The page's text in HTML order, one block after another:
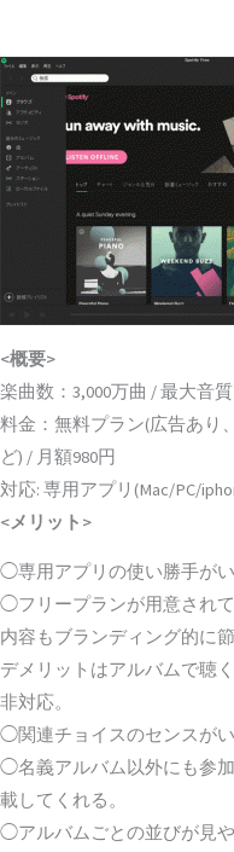
<概要>
楽曲数：3,000万曲 / 最大音
料金：無料プラン(広告あり
ど) / 月額980円
対応: 専用アプリ(Mac/PC/
<メリット>
◯専用アプリの使い勝手がい
◯フリープランが用意されて
内容もブランディング的に
デメリットはアルバムで聴
非対応。
◯関連チョイスのセンスがい
◯名義アルバム以外にも参
載してくれる。
◯アルバムごとの並びが見や